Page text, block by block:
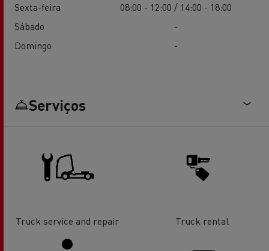
Sexta-feira
08:00 - 12:00 / 14:00 - 18:00
Sábado
-
Domingo
-
Serviços
Truck service and repair Truck rental